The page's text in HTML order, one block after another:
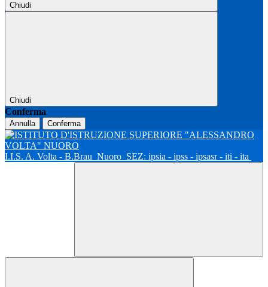
Chiudi
Chiudi
Conferma
Annulla Conferma
I.I.S. A. Volta - B.Brau Nuoro SEZ: ipsia - ipss - ipsasr - iti - ita